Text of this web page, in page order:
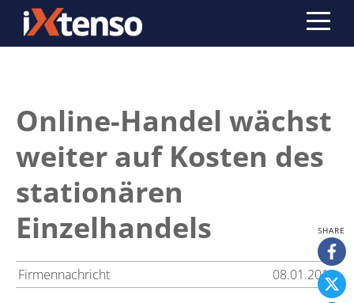
Online-Handel wächst
weiter auf Kosten des
stationären
Einzelhandels
Firmennachricht 08.01.2013